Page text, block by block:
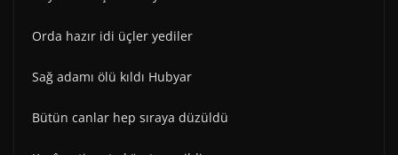
Orda hazır idi üçler yediler
Sağ adamı ölü kıldı Hubyar
Bütün canlar hep sıraya düzüldü